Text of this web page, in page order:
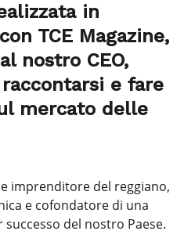
in
TCE Magazine,
nostro CEO,
e fare
mercato delle
imprenditore del reggiano,
e cofondatore di una
del nostro Paese.